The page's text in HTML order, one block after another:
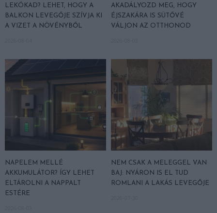
LEKÓKAD? LEHET, HOGY A
BALKON LEVEGŐJE SZÍVJA KI
A VIZET A NÖVÉNYBŐL
AKADÁLYOZD MEG, HOGY
ÉJSZAKÁRA IS SÜTŐVÉ
VÁLJON AZ OTTHONOD
NAPELEM MELLÉ
AKKUMULÁTOR? ÍGY LEHET
ELTÁROLNI A NAPPALT
ESTÉRE
NEM CSAK A MELEGGEL VAN
BAJ: NYÁRON IS EL TUD
ROMLANI A LAKÁS LEVEGŐJE